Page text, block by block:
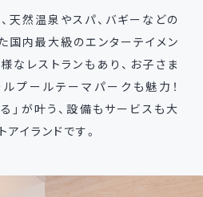
、天然温泉やスパ、バギーなどの
国内最大級のエンターテイメン
なレストランもあり、お子さま
プールテーマパークも魅力！
」が叶う、設備もサービスも大
イランドです。